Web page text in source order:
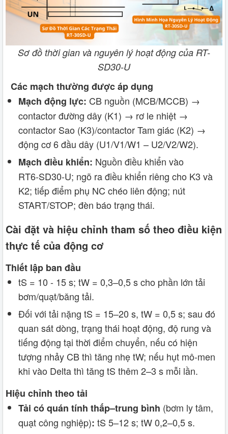
Sơ đồ thời gian và nguyên lý hoạt động của RT-
SD30-U
Các mạch thường được áp dụng
Mạch động lực: CB nguồn (MCB/MCCB) →
contactor đường dây (K1) → rơ le nhiệt →
contactor Sao (K3)/contactor Tam giác (K2) →
động cơ 6 đầu dây (U1/V1/W1 – U2/V2/W2).
Mạch điều khiển: Nguồn điều khiển vào
RT6‑SD30-U; ngõ ra điều khiển riêng cho K3 và
K2; tiếp điểm phụ NC chéo liên động; nút
START/STOP; đèn báo trạng thái.
Cài đặt và hiệu chỉnh tham số theo điều kiện
thực tế của động cơ
Thiết lập ban đầu
tS = 10 - 15 s; tW = 0,3–0,5 s cho phần lớn tải
bơm/quạt/băng tải.
Đối với tải nặng tS = 15–20 s, tW = 0,5 s; sau đó
quan sát dòng, trạng thái hoạt động, độ rung và
tiếng động tại thời điểm chuyển, nếu có hiện
tượng nhảy CB thì tăng nhẹ tW; nếu hụt mô-men
khi vào Delta thì tăng tS thêm 2–3 s mỗi lần.
Hiệu chỉnh theo tải
Tải có quán tính thấp–trung bình (bơm ly tâm,
quạt công nghiệp): tS 5–12 s; tW 0,2–0,5 s.